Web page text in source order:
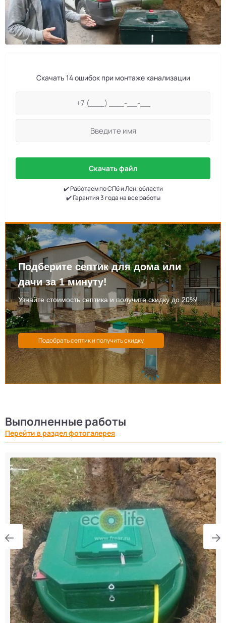
Скачать 14 ошибок при монтаже канализации
Скачать файл
✔️ Работаем по СПб и Лен. области
✔️ Гарантия 3 года на все работы
Подберите септик для дома или
дачи за 1 минуту!
Узнайте стоимость септика и получите скидку до 20%!
Выполненные работы
Перейти в раздел фотогалерея